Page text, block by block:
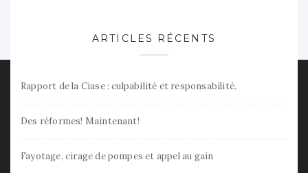
ARTICLES RÉCENTS
Rapport de la Ciase : culpabilité et responsabilité.
Des réformes! Maintenant!
Fayotage, cirage de pompes et appel au gain